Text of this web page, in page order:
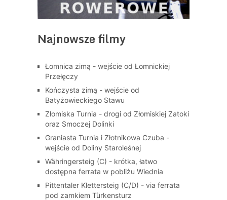
Najnowsze filmy
Łomnica zimą - wejście od Łomnickiej
Przełęczy
Kończysta zimą - wejście od
Batyżowieckiego Stawu
Złomiska Turnia - drogi od Złomiskiej Zatoki
oraz Smoczej Dolinki
Graniasta Turnia i Złotnikowa Czuba -
wejście od Doliny Staroleśnej
Währingersteig (C) - krótka, łatwo
dostępna ferrata w pobliżu Wiednia
Pittentaler Klettersteig (C/D) - via ferrata
pod zamkiem Türkensturz